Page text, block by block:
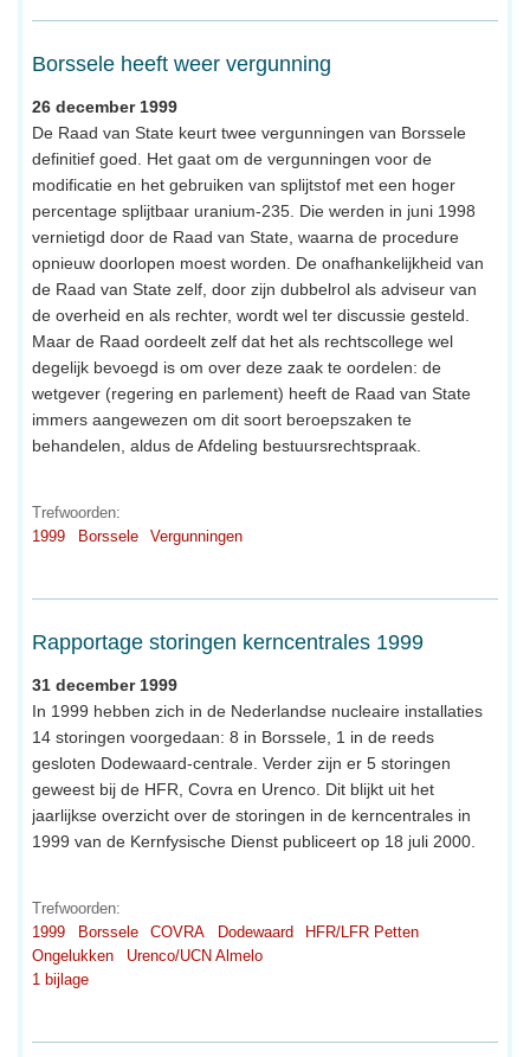
Borssele heeft weer vergunning
26 december 1999
De Raad van State keurt twee vergunningen van Borssele
definitief goed. Het gaat om de vergunningen voor de
modificatie en het gebruiken van splijtstof met een hoger
percentage splijtbaar uranium-235. Die werden in juni 1998
vernietigd door de Raad van State, waarna de procedure
opnieuw doorlopen moest worden. De onafhankelijkheid van
de Raad van State zelf, door zijn dubbelrol als adviseur van
de overheid en als rechter, wordt wel ter discussie gesteld.
Maar de Raad oordeelt zelf dat het als rechtscollege wel
degelijk bevoegd is om over deze zaak te oordelen: de
wetgever (regering en parlement) heeft de Raad van State
immers aangewezen om dit soort beroepszaken te
behandelen, aldus de Afdeling bestuursrechtspraak.
Trefwoorden:
1999
Borssele Vergunningen
Rapportage storingen kerncentrales 1999
31 december 1999
In 1999 hebben zich in de Nederlandse nucleaire installaties
14 storingen voorgedaan: 8 in Borssele, 1 in de reeds
gesloten Dodewaard-centrale. Verder zijn er 5 storingen
geweest bij de HFR, Covra en Urenco. Dit blijkt uit het
jaarlijkse overzicht over de storingen in de kerncentrales in
1999 van de Kernfysische Dienst publiceert op 18 juli 2000.
Trefwoorden:
1999
Borssele COVRA Dodewaard
HFR/LFR Petten
Ongelukken
Urenco/UCN Almelo
1 bijlage